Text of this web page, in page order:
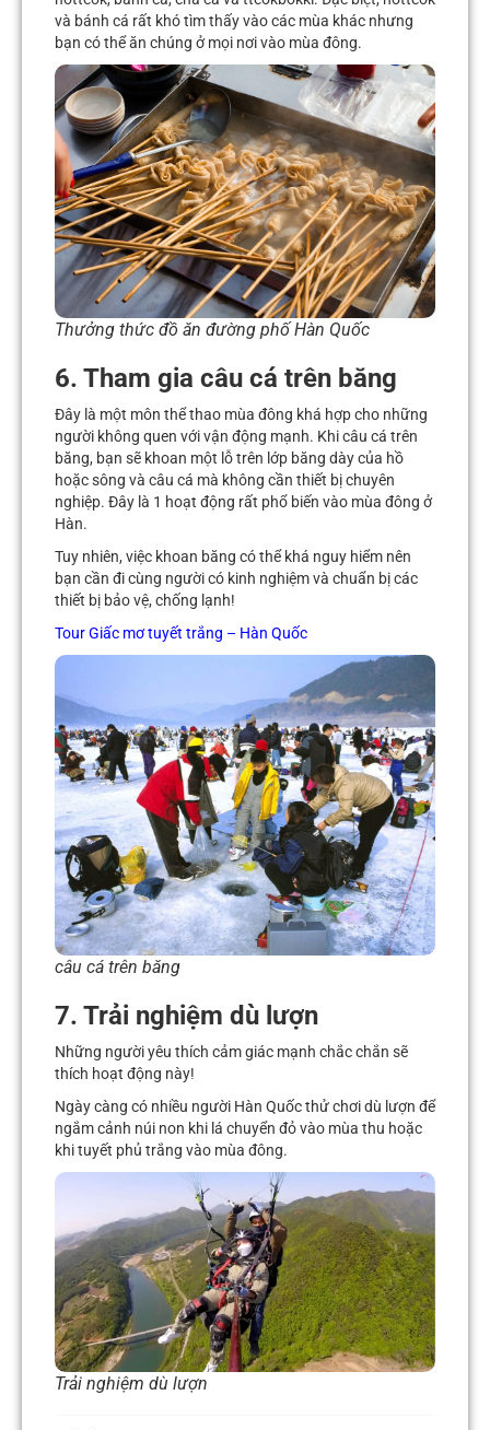
và bánh cá rất khó tìm thấy vào các mùa khác nhưng
bạn có thể ăn chúng ở mọi nơi vào mùa đông.
Thưởng thức đồ ăn đường phố Hàn Quốc
6. Tham gia câu cá trên băng
Đây là một môn thể thao mùa đông khá hợp cho những
người không quen với vận động mạnh. Khi câu cá trên
băng, bạn sẽ khoan một lỗ trên lớp băng dày của hồ
hoặc sông và câu cá mà không cần thiết bị chuyên
nghiệp. Đây là 1 hoạt động rất phổ biến vào mùa đông ở
Hàn.
Tuy nhiên, việc khoan băng có thể khá nguy hiểm nên
bạn cần đi cùng người có kinh nghiệm và chuẩn bị các
thiết bị bảo vệ, chống lạnh!
TourGiấc mơ tuyết trắng – Hàn Quốc
câu cá trên băng
7. Trải nghiệm dù lượn
Những người yêu thích cảm giác mạnh chắc chắn sẽ
thích hoạt động này!
Ngày càng có nhiều người Hàn Quốc thử chơi dù lượn để
ngắm cảnh núi non khi lá chuyển đỏ vào mùa thu hoặc
khi tuyết phủ trắng vào mùa đông.
Trải nghiệm dù lượn